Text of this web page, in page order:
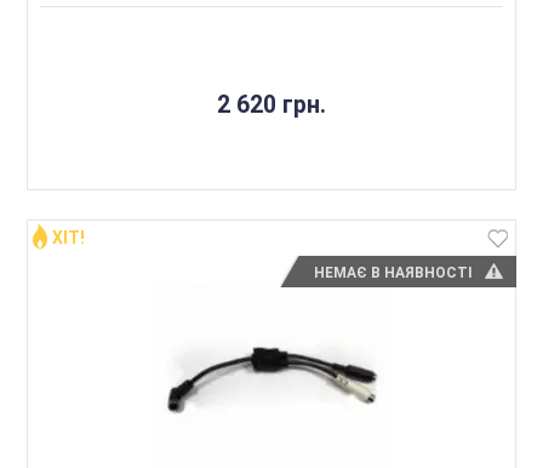
2 620 грн.
НЕМАЄ В НАЯВНОСТІ
ХІТ!